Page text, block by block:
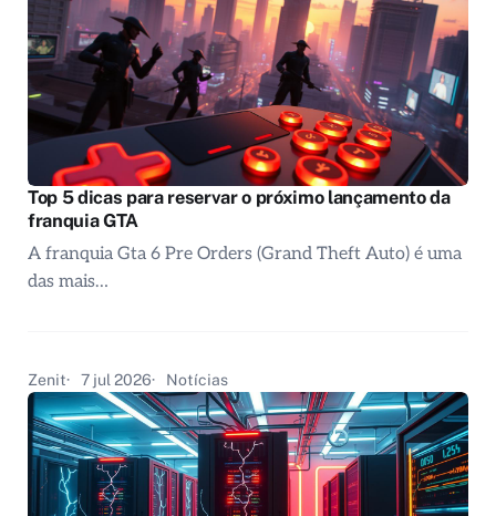
Top 5 dicas para reservar o próximo lançamento da
franquia GTA
A franquia Gta 6 Pre Orders (Grand Theft Auto) é uma
das mais…
Zenit 7 jul 2026 Notícias